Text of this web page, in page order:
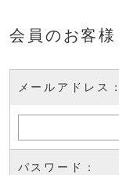
会員のお客様
メールアドレス：
パスワード：